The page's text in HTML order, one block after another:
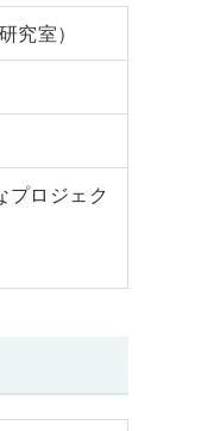
室）
プロジェク